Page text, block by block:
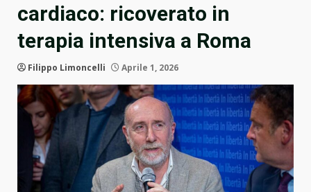
cardiaco: ricoverato in
terapia intensiva a Roma
Filippo Limoncelli Aprile 1, 2026